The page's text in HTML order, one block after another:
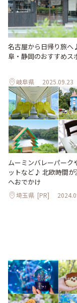
名古屋から日帰り旅
阜・静岡のおすすめス
岐阜県 2025.09.23
ムーミンバレーパーク
ットなど♪ 北欧時間が
へおでかけ
埼玉県 [PR]